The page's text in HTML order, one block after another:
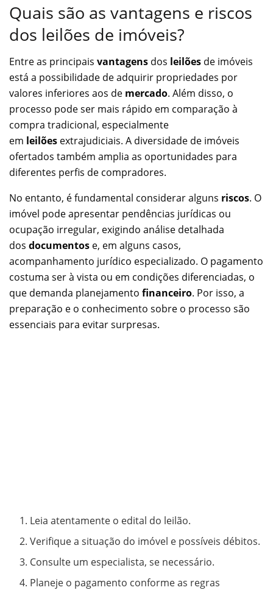
Quais são as vantagens e riscos
dos leilões de imóveis?
Entre as principais vantagens dos leilões de imóveis
está a possibilidade de adquirir propriedades por
valores inferiores aos de mercado. Além disso, o
processo pode ser mais rápido em comparação à
compra tradicional, especialmente
em leilões extrajudiciais. A diversidade de imóveis
ofertados também amplia as oportunidades para
diferentes perfis de compradores.
No entanto, é fundamental considerar alguns riscos. O
imóvel pode apresentar pendências jurídicas ou
ocupação irregular, exigindo análise detalhada
dos documentos e, em alguns casos,
acompanhamento jurídico especializado. O pagamento
costuma ser à vista ou em condições diferenciadas, o
que demanda planejamento financeiro. Por isso, a
preparação e o conhecimento sobre o processo são
essenciais para evitar surpresas.
Leia atentamente o edital do leilão.
Verifique a situação do imóvel e possíveis débitos.
Consulte um especialista, se necessário.
Planeje o pagamento conforme as regras